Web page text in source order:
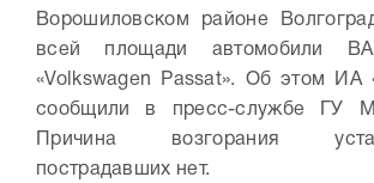
Ворошиловском районе
всей площади автомобили
«Volkswagen Passat». Об этом ИА
сообщили в пресс-службе ГУ
Причина возгорания
пострадавших нет.